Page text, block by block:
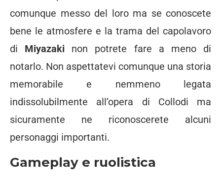
comunque messo del loro ma se conoscete
bene le atmosfere e la trama del capolavoro
di Miyazaki non potrete fare a meno di
notarlo. Non aspettatevi comunque una storia
memorabile e nemmeno legata
indissolubilmente all’opera di Collodi ma
sicuramente ne riconoscerete alcuni
personaggi importanti.
Gameplay e ruolistica